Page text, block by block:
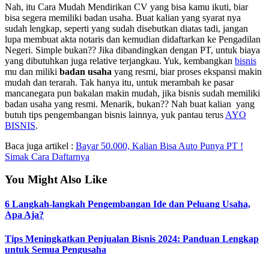
Nah, itu Cara Mudah Mendirikan CV yang bisa kamu ikuti, biar
bisa segera memiliki badan usaha. Buat kalian yang syarat nya
sudah lengkap, seperti yang sudah disebutkan diatas tadi, jangan
lupa membuat akta notaris dan kemudian didaftarkan ke Pengadilan
Negeri. Simple bukan?? Jika dibandingkan dengan PT, untuk biaya
yang dibutuhkan juga relative terjangkau. Yuk, kembangkan bisnis
mu dan miliki badan usaha yang resmi, biar proses ekspansi makin
mudah dan terarah. Tak hanya itu, untuk merambah ke pasar
mancanegara pun bakalan makin mudah, jika bisnis sudah memiliki
badan usaha yang resmi. Menarik, bukan?? Nah buat kalian yang
butuh tips pengembangan bisnis lainnya, yuk pantau terus AYO
BISNIS.
Baca juga artikel : Bayar 50.000, Kalian Bisa Auto Punya PT !
Simak Cara Daftarnya
You Might Also Like
6 Langkah-langkah Pengembangan Ide dan Peluang Usaha,
Apa Aja?
Tips Meningkatkan Penjualan Bisnis 2024: Panduan Lengkap
untuk Semua Pengusaha